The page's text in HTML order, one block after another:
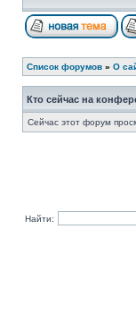
Список форумов » О
Кто сейчас на
Сейчас этот форум
Найти: